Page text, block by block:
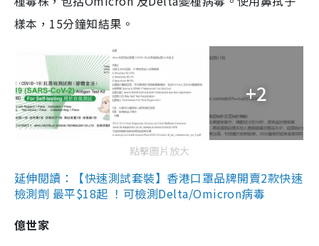
樣本，15分鐘知結果。
+2
點擊圖片放大
延伸閱讀：【快速測試套裝】香港口罩品牌開賣2款快速
檢測劑 最平$18起 ！可檢測Delta/Omicron病毒
億世家